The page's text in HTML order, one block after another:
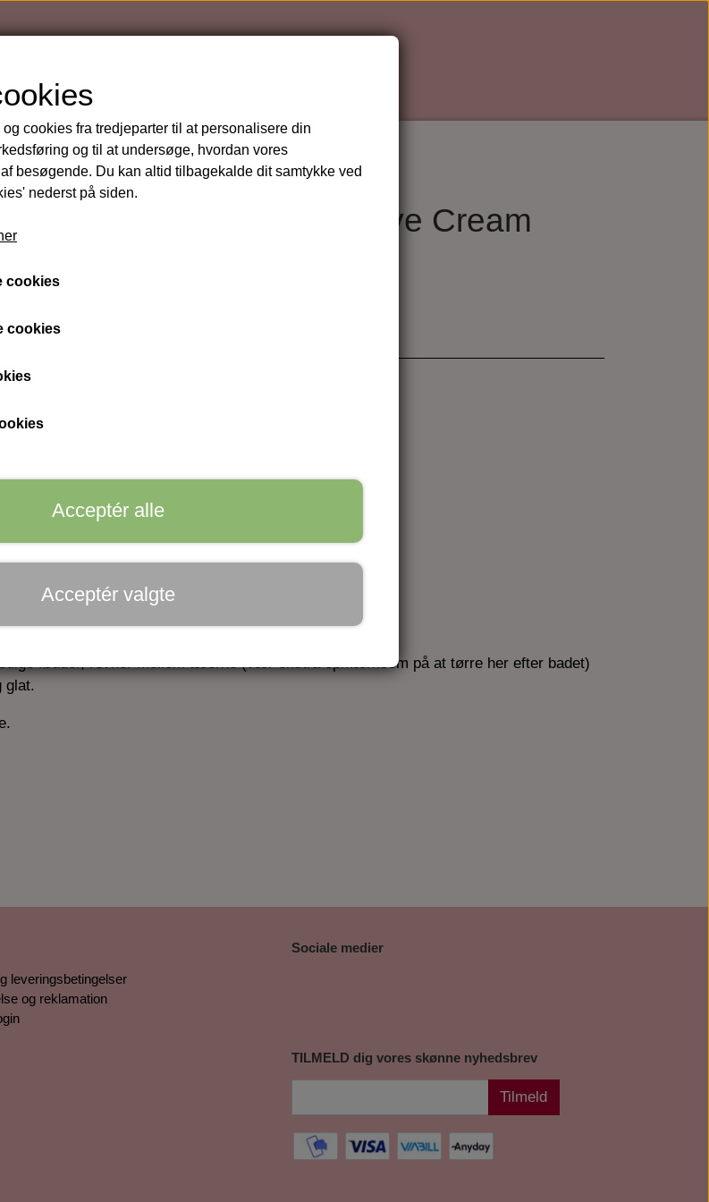
Cream
Fusskraft Blå - Intensive Cream
GEH 007
til tør ru hud og svedige fødder.
Tilføj til kurv
fødder, revner mellem tæerne (vær ekstra opmærksom på at tørre her efter badet)
glat.
leveringsbetingelser
og reklamation
Sociale medier
TILMELD dig vores skønne nyhedsbrev
Tilmeld
cookies fra tredjeparter til at personalisere din
og til at undersøge, hvordan vores
besøgende. Du kan altid tilbagekalde dit samtykke ved
nederst på siden.
cookies
cookies
Acceptér alle
Acceptér valgte